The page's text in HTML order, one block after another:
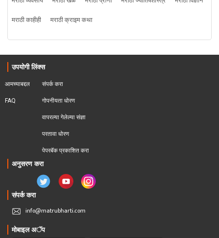
मराठी काहीही
मराठी क्राइम कथा
उपयोगी लिंक्स
आमच्याबद्दल
FAQ
संपर्क करा
गोपनीयता धोरण
वापरल्या गेलेल्या संज्ञा
परतावा धोरण
पेपरबॅक प्रकाशित करा
अनुसरण करा
संपर्क करा
info@matrubharti.com
मोबाइल अॅप